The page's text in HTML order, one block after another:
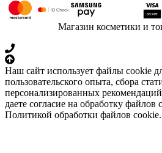
Магазин косметики и
Наш сайт использует файлы cookie
пользовательского опыта, сбора
персонализированных
даете согласие на обработку файлов
Политикой обработки файлов cookie.